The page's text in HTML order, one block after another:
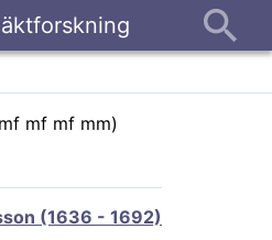
mf mf mm)
(1636 - 1692)